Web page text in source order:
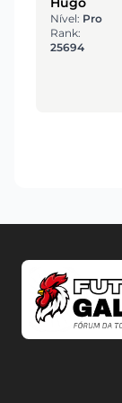
Nível: Pro
Rank:
25694